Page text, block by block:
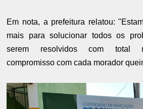
Em nota, a prefeitura relatou:
mais para solucionar todos os
serem resolvidos com total
compromisso com cada morador